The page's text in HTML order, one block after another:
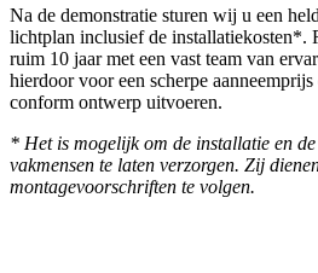
Na de demonstratie sturen wij u een
lichtplan inclusief de installatiekosten*.
ruim 10 jaar met een vast team van
hierdoor voor een scherpe
conform ontwerp uitvoeren.
* Het is mogelijk om de installatie en
vakmensen te laten verzorgen. Zij
montagevoorschriften te volgen.